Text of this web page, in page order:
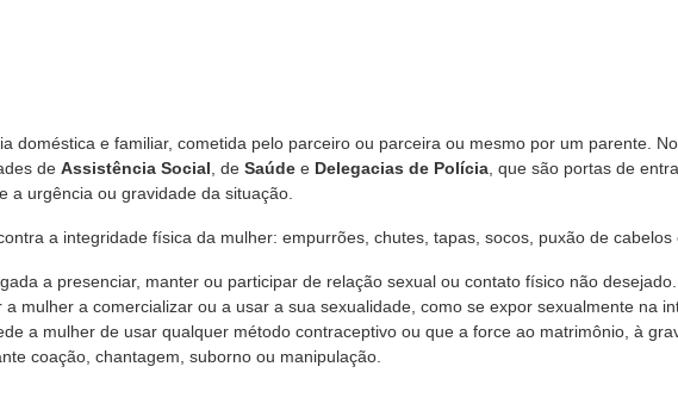
doméstica e familiar, cometida pelo parceiro ou parceira ou mesmo por um parente. No
de Assistência Social , de Saúde e Delegacias de Polícia , que são portas de
a urgência ou gravidade da situação.
a integridade física da mulher: empurrões, chutes, tapas, socos, puxão de cabelos
a presenciar, manter ou participar de relação sexual ou contato físico não desejado.
mulher a comercializar ou a usar a sua sexualidade, como se expor sexualmente na
a mulher de usar qualquer método contraceptivo ou que a force ao matrimônio, à
coação, chantagem, suborno ou manipulação.